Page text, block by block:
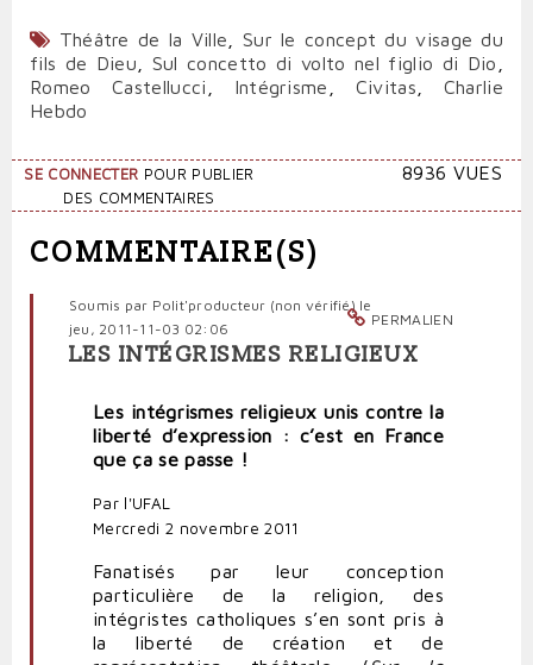
Théâtre de la Ville
Sur le concept du visage du
fils de Dieu
Sul concetto di volto nel figlio di Dio
Romeo Castellucci
Intégrisme Civitas
Charlie
Hebdo
SE CONNECTER POUR PUBLIER
DES COMMENTAIRES
8936 VUES
COMMENTAIRE(S)
PERMALIEN
Soumis par Polit'producteur (non vérifié)le
jeu, 2011-11-03 02:06
LES INTÉGRISMES RELIGIEUX
Les intégrismes religieux unis contre la
liberté d’expression : c’est en France
que ça se passe !
Par l'UFAL
Mercredi 2 novembre 2011
Fanatisés par leur conception
particulière de la religion, des
intégristes catholiques s’en sont pris à
la liberté de création et de